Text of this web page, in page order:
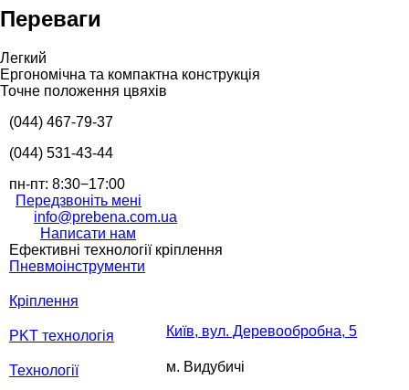
Переваги
Легкий
Ергономічна та компактна конструкція
Точне положення цвяхів
(044) 467-79-37
(044) 531-43-44
пн-пт: 8:30−17:00
Передзвоніть мені
info@prebena.com.ua
Написати нам
Київ, вул. Деревообробна, 5
м. Видубичі
Ефективні технології кріплення
Пневмоінструменти
Кріплення
PKT технологія
Технології